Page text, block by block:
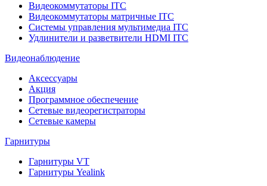
Видеокоммутаторы ITC
Видеокоммутаторы матричные ITC
Системы управления мультимедиа ITC
Удлинители и разветвители HDMI ITC
Видеонаблюдение
Аксессуары
Акция
Программное обеспечение
Сетевые видеорегистраторы
Сетевые камеры
Гарнитуры
Гарнитуры VT
Гарнитуры Yealink